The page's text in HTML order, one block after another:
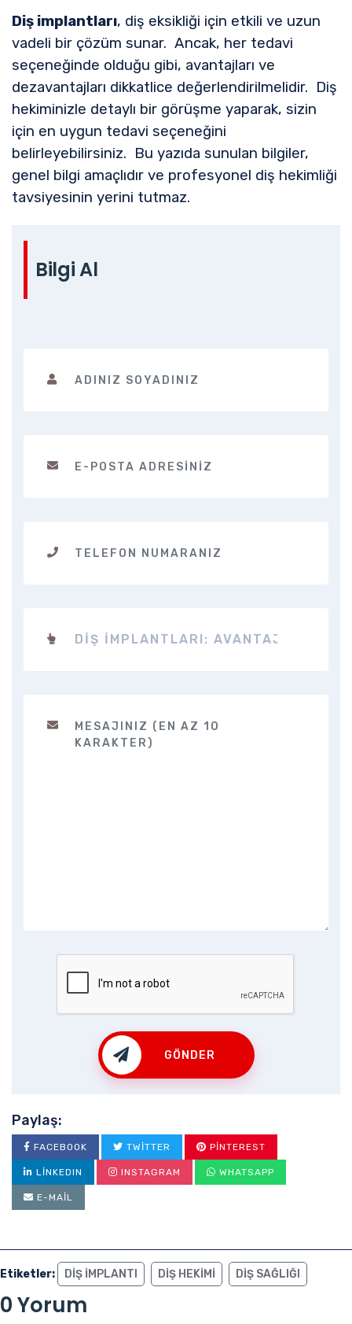
Diş implantları, diş eksikliği için etkili ve uzun
vadeli bir çözüm sunar. Ancak, her tedavi
seçeneğinde olduğu gibi, avantajları ve
dezavantajları dikkatlice değerlendirilmelidir. Diş
hekiminizle detaylı bir görüşme yaparak, sizin
için en uygun tedavi seçeneğini
belirleyebilirsiniz. Bu yazıda sunulan bilgiler,
genel bilgi amaçlıdır ve profesyonel diş hekimliği
tavsiyesinin yerini tutmaz.
Bilgi Al
GÖNDER
Paylaş:
FACEBOOK TWITTER PINTEREST
LINKEDIN INSTAGRAM WHATSAPP
E-MAIL
Etiketler: DIŞ IMPLANTI DIŞ HEKIMI DIŞ SAĞLIĞI
0 Yorum